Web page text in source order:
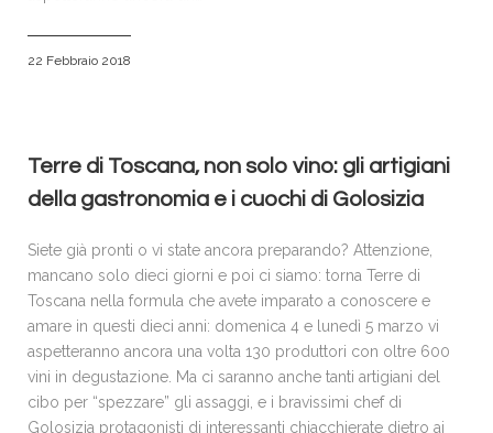
22 Febbraio 2018
Terre di Toscana, non solo vino: gli artigiani
della gastronomia e i cuochi di Golosizia
Siete già pronti o vi state ancora preparando? Attenzione,
mancano solo dieci giorni e poi ci siamo: torna Terre di
Toscana nella formula che avete imparato a conoscere e
amare in questi dieci anni: domenica 4 e lunedì 5 marzo vi
aspetteranno ancora una volta 130 produttori con oltre 600
vini in degustazione. Ma ci saranno anche tanti artigiani del
cibo per “spezzare” gli assaggi, e i bravissimi chef di
Golosizia protagonisti di interessanti chiacchierate dietro ai